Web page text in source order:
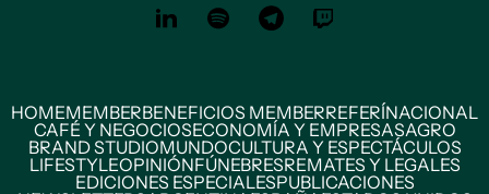
HOMEMEMBERBENEFICIOS MEMBERREFERÍNACIONAL
CAFÉ Y NEGOCIOSECONOMÍA Y EMPRESASAGRO
BRAND STUDIOMUNDOCULTURA Y ESPECTÁCULOS
LIFESTYLEOPINIÓNFÚNEBRESREMATES Y LEGALES
EDICIONES ESPECIALESPUBLICACIONES